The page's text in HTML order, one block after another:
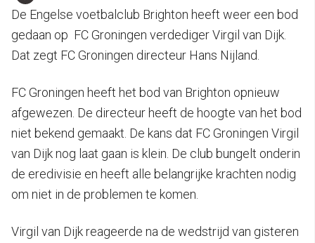
De Engelse voetbalclub Brighton heeft weer een bod
gedaan op FC Groningen verdediger Virgil van Dijk.
Dat zegt FC Groningen directeur Hans Nijland.
FC Groningen heeft het bod van Brighton opnieuw
afgewezen. De directeur heeft de hoogte van het bod
niet bekend gemaakt. De kans dat FC Groningen Virgil
van Dijk nog laat gaan is klein. De club bungelt onderin
de eredivisie en heeft alle belangrijke krachten nodig
om niet in de problemen te komen.
Virgil van Dijk reageerde na de wedstrijd van gisteren